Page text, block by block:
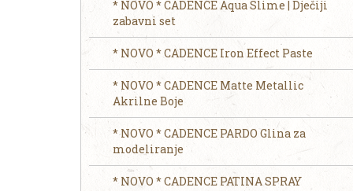
* NOVO * CADENCE Aqua Slime | Dječiji
zabavni set
* NOVO * CADENCE Iron Effect Paste
* NOVO * CADENCE Matte Metallic
Akrilne Boje
* NOVO * CADENCE PARDO Glina za
modeliranje
* NOVO * CADENCE PATINA SPRAY